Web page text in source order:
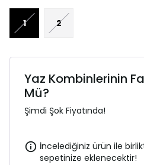
1 2
Yaz Kombinlerinin
Mü?
Şimdi Şok Fiyatında!
İncelediğiniz ürün ile
sepetinize eklenecektir!